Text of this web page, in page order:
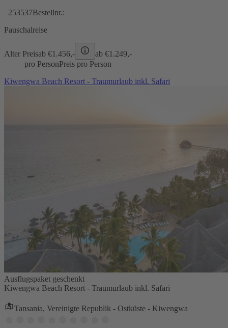
253537Bestellnr.:
Pauschalreise
Alter Preisab €1.456,- ab €1.249,-
pro PersonPreis pro Person
Kiwengwa Beach Resort - Traumurlaub inkl. Safari
Ausflugspaket geschenkt
Kiwengwa Beach Resort - Traumurlaub inkl. Safari
Tansania, Vereinigte Republik - Ostküste - Kiwengwa